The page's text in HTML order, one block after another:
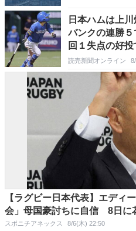
日本ハムは上
バンクの連勝
回１失点の好
読売新聞オンライン
【ラグビー日本代表】エディ
会」母国豪討ちに自信 8日に
スポニチアネックス 8/6(木) 22:50